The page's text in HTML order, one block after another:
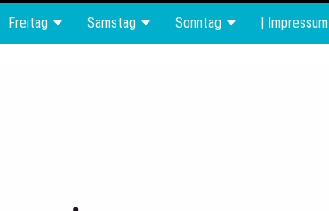
Freitag Samstag Sonntag | Impressum